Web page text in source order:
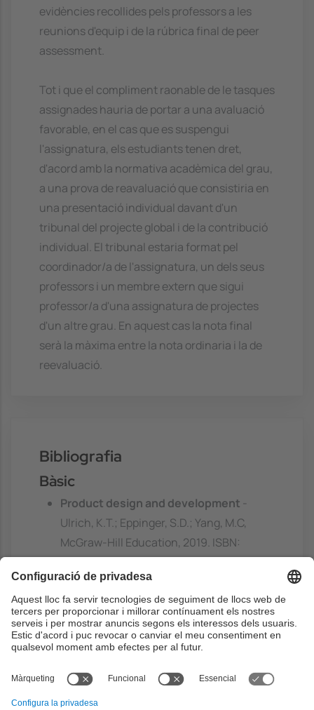
evidències recollides pels professors a les
reunions d'equip i de la rúbrica final de peer
assessment.
Tot i que el compliment raonable de le tasques
assignades hauria de portar a una avaluació
favorable, en el cas que es suspengui
l'assignatura, els estudiants tenen dret,
d'acord amb la normativa acadèmica del grau,
a una prova de reavaluació que consistiria en
una presentació individual davant d'un
tribunal del projecte global i de la contribució
individual. El tribunal estaria format pel
coordinador/a de l'assignatura, un dels seus
professors i un membre extern que sigui
professor/a d'una assignatura de projectes
d'un altre grau. En aquest cas la nota final
serà la màxima entre la nota ordinaria i la de
reevaluació.
Bibliografia
Bàsic
Product design and development
Ulrich, K.T.; Eppinger, S.D.; Yang, M.C,
McGraw-Hill Education, 2019. ISBN:
9781260566437
https://discovery.upc.edu/discovery/fulldi
splay?
docid=alma991004179709706711&contex
t=L&vid=34CSUC_UPC:VU1&lang=ca